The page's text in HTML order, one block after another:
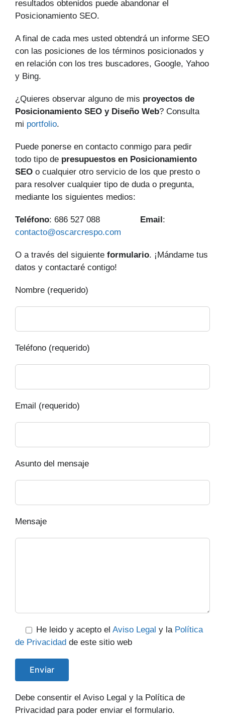
resultados obtenidos puede abandonar el
Posicionamiento SEO.
A final de cada mes usted obtendrá un informe SEO
con las posiciones de los términos posicionados y
en relación con los tres buscadores, Google, Yahoo
y Bing.
¿Quieres observar alguno de mis proyectos de
Posicionamiento SEO y Diseño Web? Consulta
mi portfolio.
Puede ponerse en contacto conmigo para pedir
todo tipo de presupuestos en Posicionamiento
SEO o cualquier otro servicio de los que presto o
para resolver cualquier tipo de duda o pregunta,
mediante los siguientes medios:
Teléfono: 686 527 088 Email :
contacto@oscarcrespo.com
O a través del siguiente formulario. ¡Mándame tus
datos y contactaré contigo!
Nombre (requerido)
Teléfono (requerido)
Email (requerido)
Asunto del mensaje
Mensaje
He leido y acepto el Aviso Legal y la Política
de Privacidad de este sitio web
Debe consentir el Aviso Legal y la Política de
Privacidad para poder enviar el formulario.